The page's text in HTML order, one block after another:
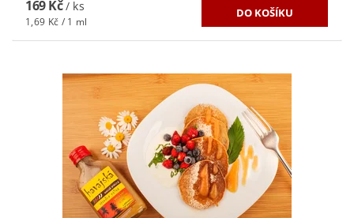
169 Kč/ ks
1,69 Kč / 1 ml